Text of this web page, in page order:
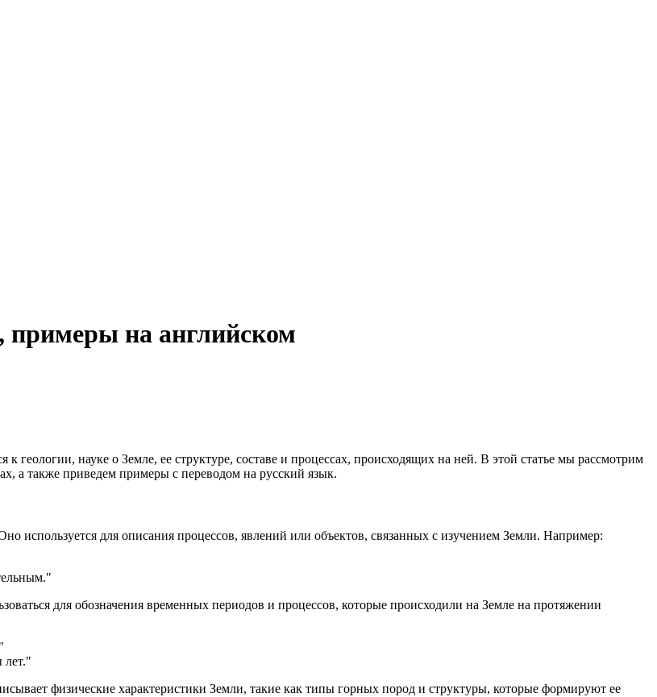
примеры на английском
геологии, науке о Земле, ее структуре, составе и процессах, происходящих на ней. В этой статье мы рассмотрим
а также приведем примеры с переводом на русский язык.
используется для описания процессов, явлений или объектов, связанных с изучением Земли. Например:
для обозначения временных периодов и процессов, которые происходили на Земле на протяжении
"
лет."
физические характеристики Земли, такие как типы горных пород и структуры, которые формируют ее